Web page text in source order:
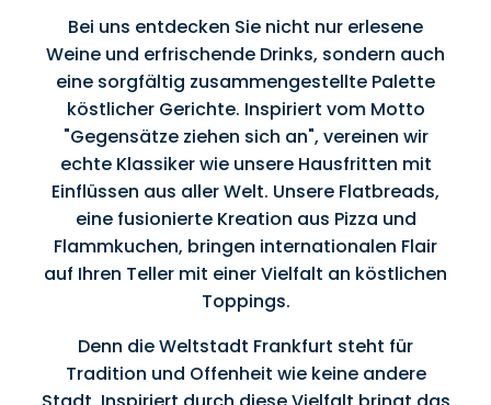
Bei uns entdecken Sie nicht nur erlesene
Weine und erfrischende Drinks, sondern auch
eine sorgfältig zusammengestellte Palette
köstlicher Gerichte. Inspiriert vom Motto
"Gegensätze ziehen sich an", vereinen wir
echte Klassiker wie unsere Hausfritten mit
Einflüssen aus aller Welt. Unsere Flatbreads,
eine fusionierte Kreation aus Pizza und
Flammkuchen, bringen internationalen Flair
auf Ihren Teller mit einer Vielfalt an köstlichen
Toppings.
Denn die Weltstadt Frankfurt steht für
Tradition und Offenheit wie keine andere